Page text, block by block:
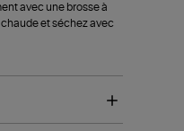
avec une brosse à
chaude et séchez avec